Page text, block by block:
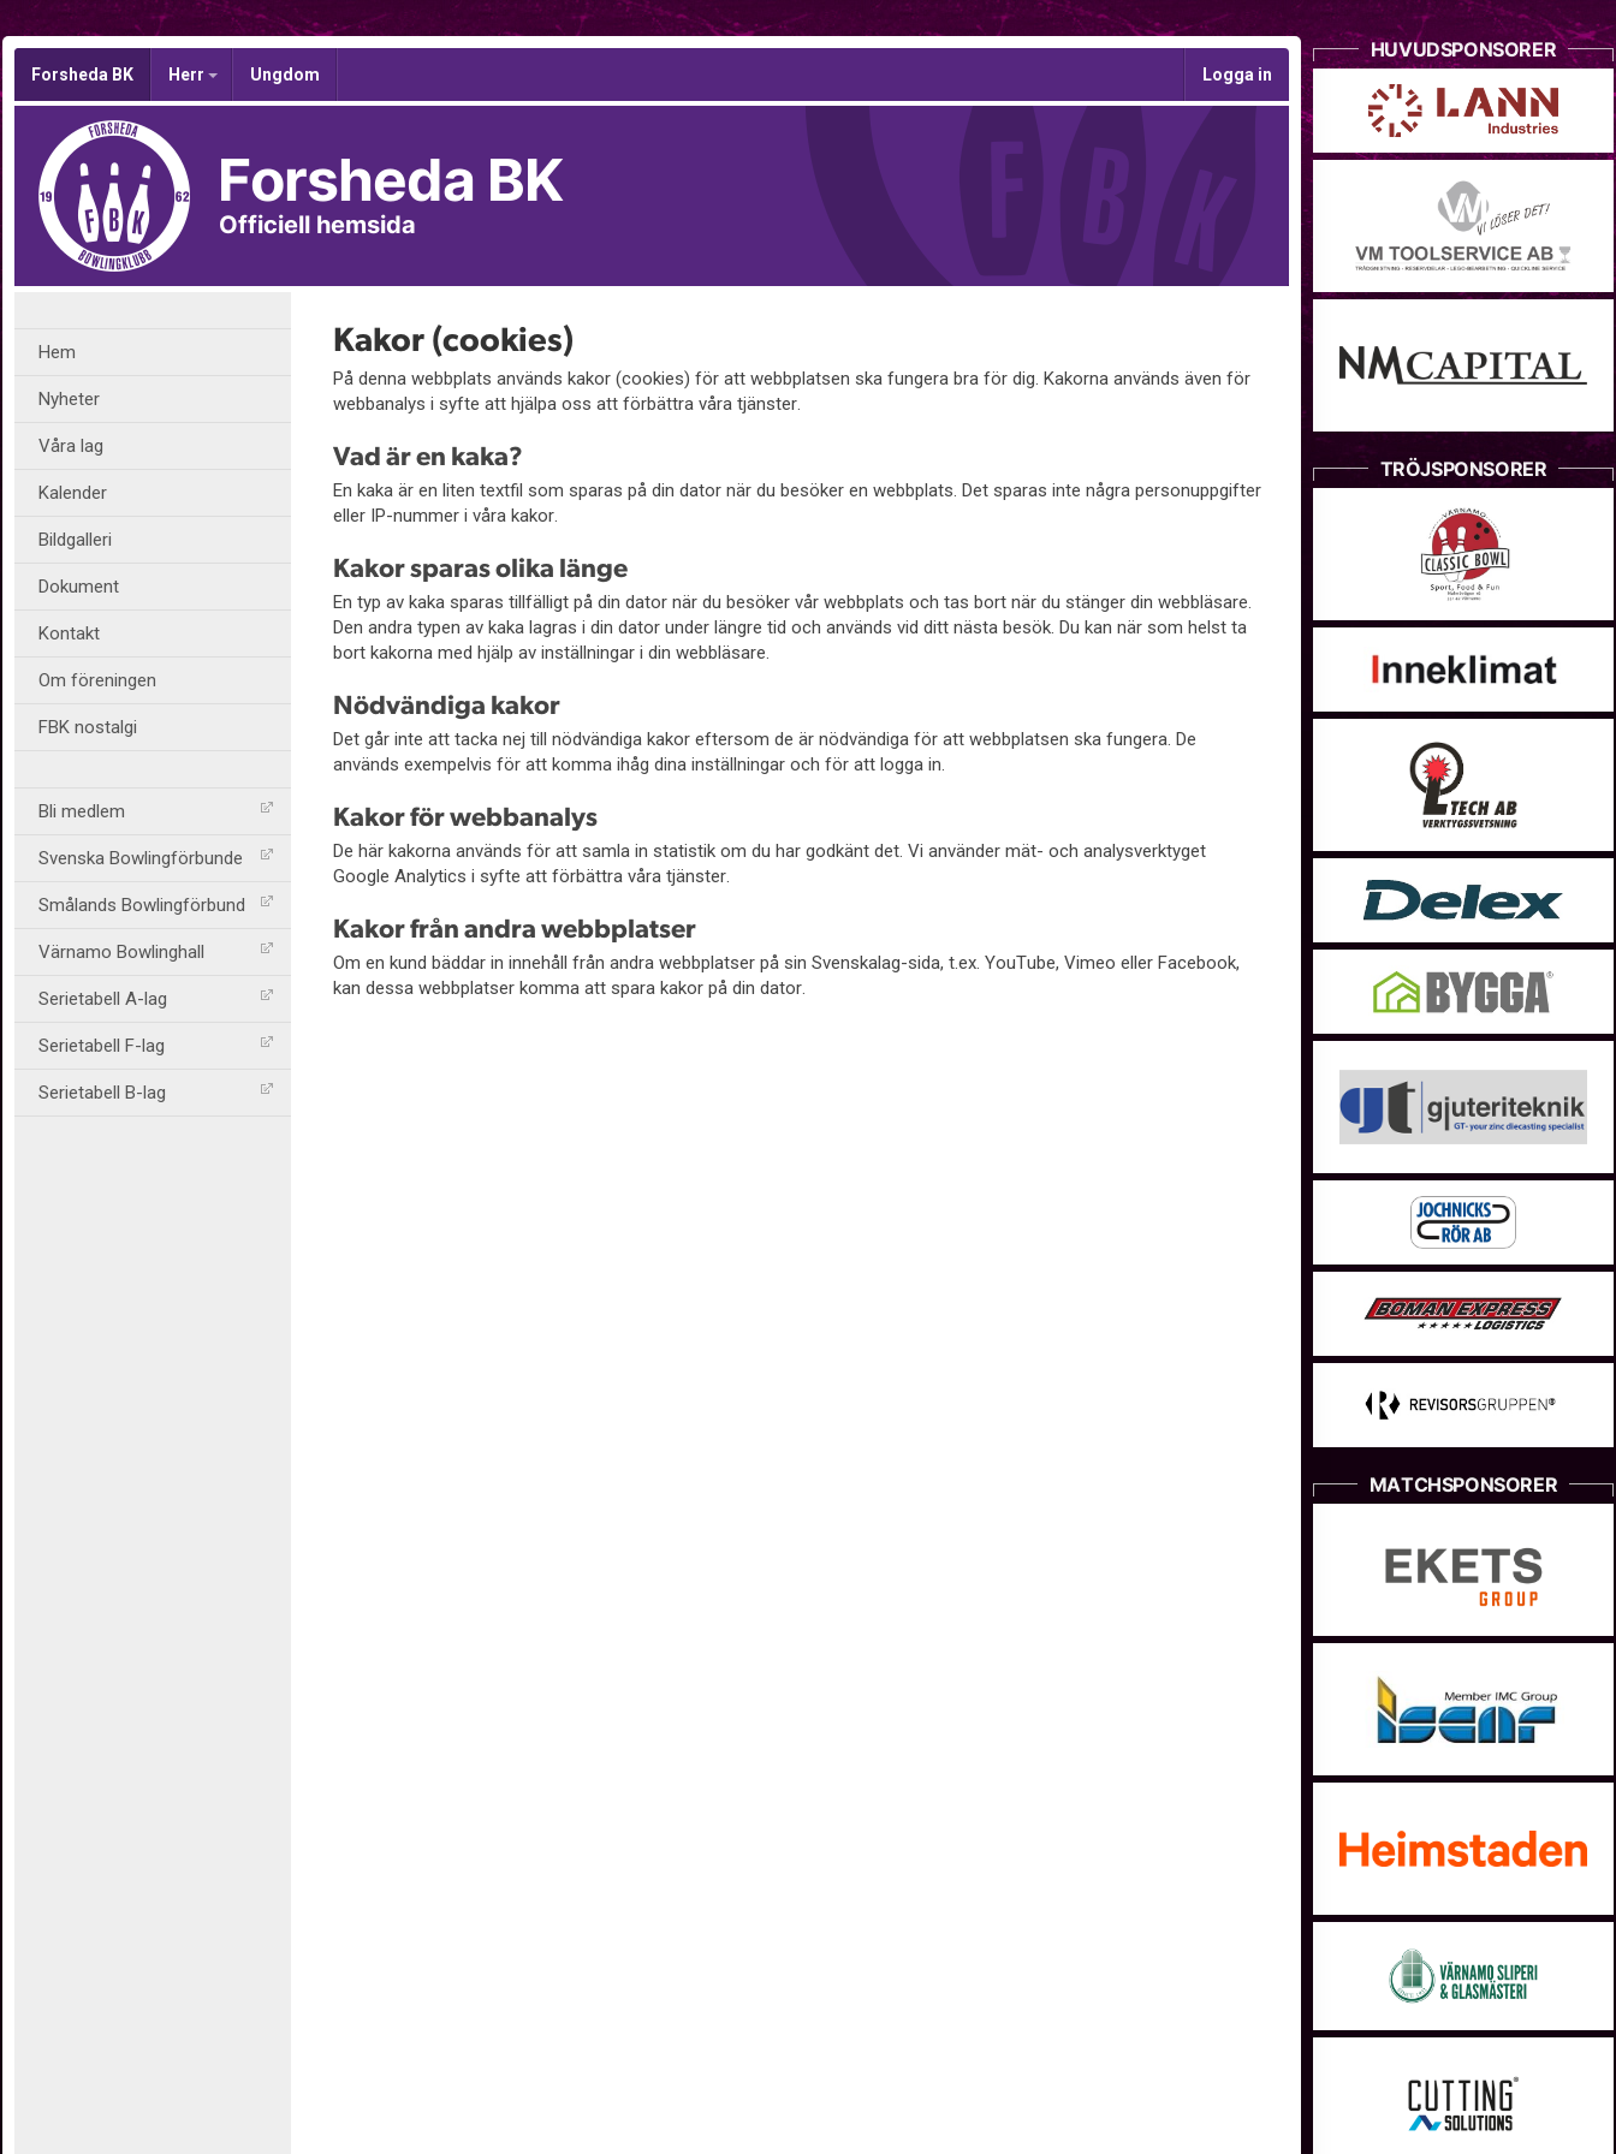
Forsheda BK Herr Ungdom Logga in
Forsheda BK
Officiell hemsida
Hem
Nyheter
Våra lag
Kalender
Bildgalleri
Dokument
Kontakt
Om föreningen
FBK nostalgi
Bli medlem
Svenska Bowlingförbunde
Smålands Bowlingförbund
Värnamo Bowlinghall
Serietabell A-lag
Serietabell F-lag
Serietabell B-lag
Kakor (cookies)
På denna webbplats används kakor (cookies) för att webbplatsen ska fungera bra för dig. Kakorna används även för
webbanalys i syfte att hjälpa oss att förbättra våra tjänster.
Vad är en kaka?
En kaka är en liten textfil som sparas på din dator när du besöker en webbplats. Det sparas inte några personuppgifter
eller IP-nummer i våra kakor.
Kakor sparas olika länge
En typ av kaka sparas tillfälligt på din dator när du besöker vår webbplats och tas bort när du stänger din webbläsare.
Den andra typen av kaka lagras i din dator under längre tid och används vid ditt nästa besök. Du kan när som helst ta
bort kakorna med hjälp av inställningar i din webbläsare.
Nödvändiga kakor
Det går inte att tacka nej till nödvändiga kakor eftersom de är nödvändiga för att webbplatsen ska fungera. De
används exempelvis för att komma ihåg dina inställningar och för att logga in.
Kakor för webbanalys
De här kakorna används för att samla in statistik om du har godkänt det. Vi använder mät- och analysverktyget
Google Analytics i syfte att förbättra våra tjänster.
Kakor från andra webbplatser
Om en kund bäddar in innehåll från andra webbplatser på sin Svenskalag-sida, t.ex. YouTube, Vimeo eller Facebook,
kan dessa webbplatser komma att spara kakor på din dator.
HUVUDSPONSORER
TRÖJSPONSORER
MATCHSPONSORER